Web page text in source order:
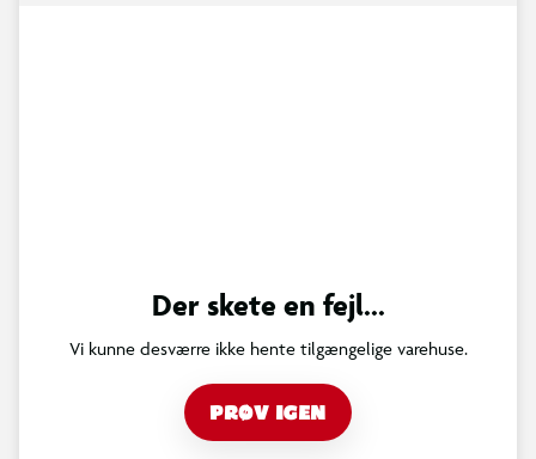
Der skete en fejl...
Vi kunne desværre ikke hente tilgængelige varehuse.
PRØV IGEN